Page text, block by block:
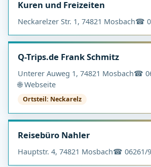
Kuren und Freizeiten
Neckarelzer Str. 1, 74821 Mosbach☎
Q-Trips.de Frank Schmitz
Unterer Auweg 1, 74821 Mosbach☎
🌐 Webseite
Ortsteil: Neckarelz
Reisebüro Nahler
Hauptstr. 4, 74821 Mosbach☎ 06261/